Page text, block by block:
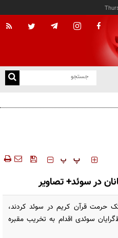
‍‍‍ پ پ
در سوئد+ تصاویر
حرمت قرآن کریم در سوئد کردند،
سوئدی اقدام به تخریب مقبره